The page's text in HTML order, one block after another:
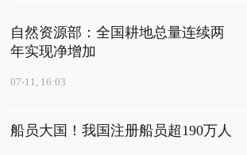
自然资源部：全国耕地总量连续两
年实现净增加
07-11, 16:03
船员大国！我国注册船员超190万人